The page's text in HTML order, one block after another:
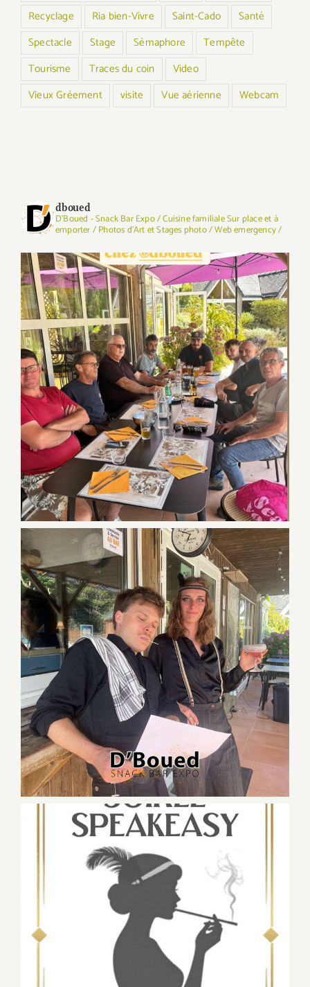
Recyclage
Ria bien-Vivre Saint-Cado
Santé
Spectacle
Stage Sémaphore
Tempête
Tourisme
Traces du coin
Video
Vieux Gréement
visite Vue aérienne Webcam
dboued
D'Boued - Snack Bar Expo / Cuisine familiale Sur place et à
emporter / Photos d'Art et Stages photo / Web emergency /